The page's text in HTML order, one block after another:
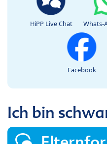
HiPP Live Chat Whats-
Facebook
Ich bin